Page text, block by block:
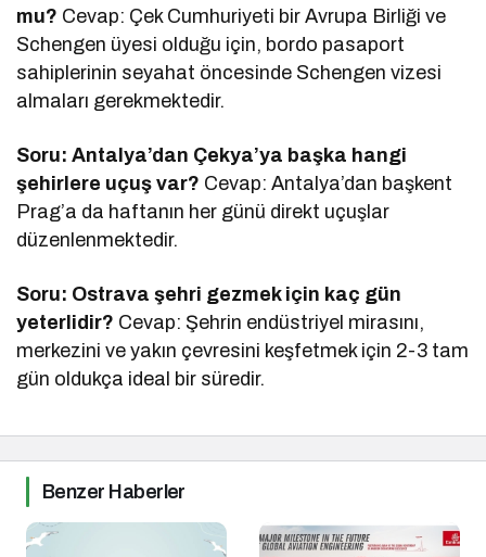
mu? Cevap: Çek Cumhuriyeti bir Avrupa Birliği ve
Schengen üyesi olduğu için, bordo pasaport
sahiplerinin seyahat öncesinde Schengen vizesi
almaları gerekmektedir.
Soru: Antalya’dan Çekya’ya başka hangi
şehirlere uçuş var? Cevap: Antalya’dan başkent
Prag’a da haftanın her günü direkt uçuşlar
düzenlenmektedir.
Soru: Ostrava şehri gezmek için kaç gün
yeterlidir? Cevap: Şehrin endüstriyel mirasını,
merkezini ve yakın çevresini keşfetmek için 2-3 tam
gün oldukça ideal bir süredir.
Benzer Haberler